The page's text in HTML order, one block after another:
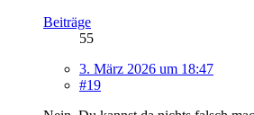
Beiträge
55
3. März 2026 um 18:47
#19